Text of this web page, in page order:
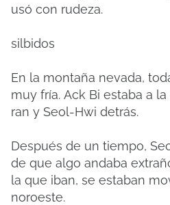
usó con rudeza.
silbidos
En la montaña nevada,
muy fría. Ack Bi estaba a
ran y Seol-Hwi detrás.
Después de un tiempo,
de que algo andaba
la que iban, se estaban
noroeste.